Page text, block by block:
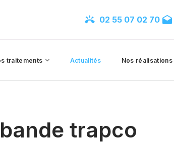
02 55 07 02 70
traitements Actualités Nos réalisations
trapco